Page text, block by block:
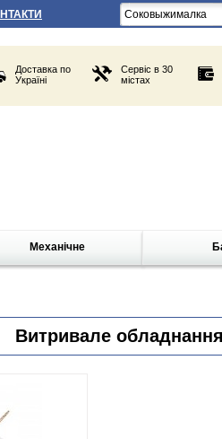
Доставка по
Україні
Сервіс в 30
містах
Механічне
Витривале обладнання